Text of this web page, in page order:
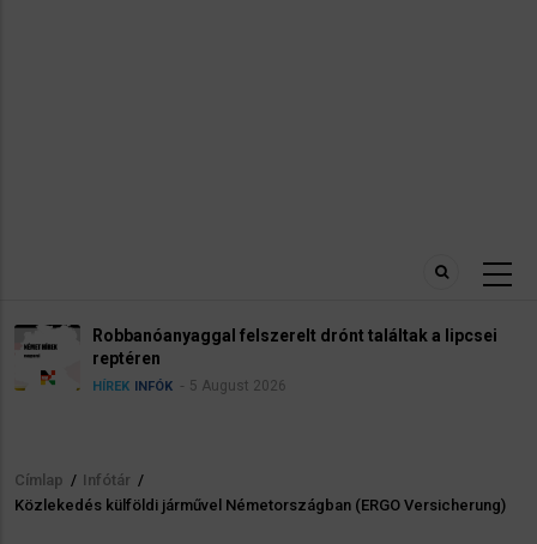
Robbanóanyaggal felszerelt drónt találtak a lipcsei
reptéren
HÍREK INFÓK 5 August 2026
Morzsa
Címlap / Infótár /
Közlekedés külföldi járművel Németországban (ERGO Versicherung)